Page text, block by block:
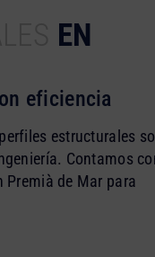
EN
eficiencia
estructurales
Contamos
Premià de Mar para